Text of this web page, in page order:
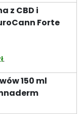
z CBD i
Forte
.
150 ml